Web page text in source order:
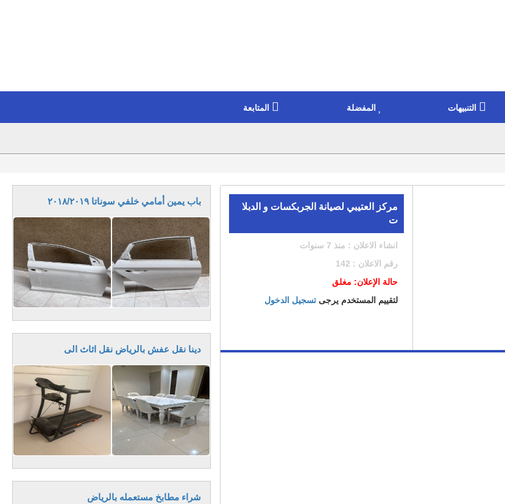
التنبيهات المفضلة المتابعة
مركز العتيبي لصيانة الجربكسات و الدبلا
ت
انشاء الاعلان : منذ 7 سنوات
رقم الاعلان : 142
حالة الإعلان: مغلق
لتقييم المستخدم يرجىتسجيل الدخول
باب يمين أمامي خلفي سوناتا ٢٠١٨/٢٠١٩
دينا نقل عفش بالرياض نقل اثاث الى
شراء مطابخ مستعمله بالرياض